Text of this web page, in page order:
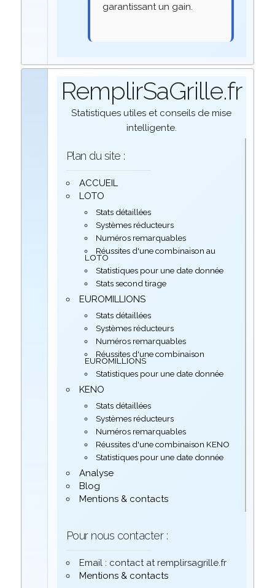
garantissant un gain.
RemplirSaGrille.fr
Statistiques utiles et conseils de mise
intelligente.
Plan du site :
ACCUEIL
LOTO
Stats détaillées
Systèmes réducteurs
Numéros remarquables
Réussites d'une combinaison au
LOTO
Statistiques pour une date donnée
Stats second tirage
EUROMILLIONS
Stats détaillées
Systèmes réducteurs
Numéros remarquables
Réussites d'une combinaison
EUROMILLIONS
Statistiques pour une date donnée
KENO
Stats détaillées
Systèmes réducteurs
Numéros remarquables
Réussites d'une combinaison KENO
Statistiques pour une date donnée
Analyse
Blog
Mentions & contacts
Pour nous contacter :
Email : contact at remplirsagrille.fr
Mentions & contacts